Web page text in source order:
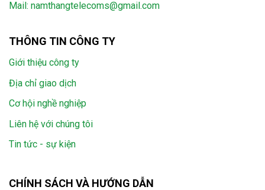
Mail: namthangtelecoms@gmail.com
THÔNG TIN CÔNG TY
Giới thiệu công ty
Địa chỉ giao dịch
Cơ hội nghề nghiệp
Liên hệ với chúng tôi
Tin tức - sự kiện
CHÍNH SÁCH VÀ HƯỚNG DẪN